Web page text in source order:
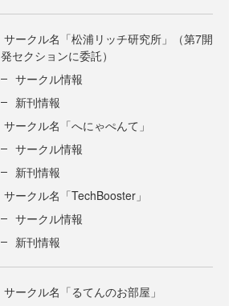
サークル名「松浦リッチ研究所」（第7開
発セクションに委託）
サークル情報
新刊情報
サークル名「へにゃぺんて」
サークル情報
新刊情報
サークル名「TechBooster」
サークル情報
新刊情報
サークル名「るてんのお部屋」